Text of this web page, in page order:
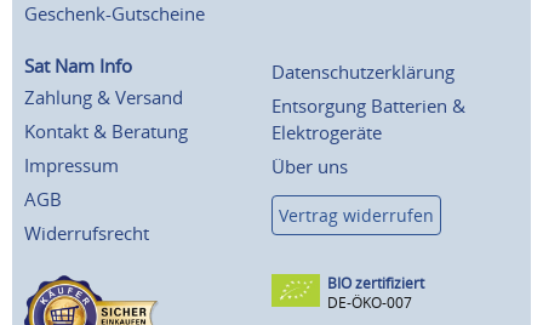
Geschenk-Gutscheine
Sat Nam Info
Zahlung & Versand
Kontakt & Beratung
Impressum
AGB
Widerrufsrecht
Datenschutzerklärung
Entsorgung Batterien &
Elektrogeräte
Über uns
Vertrag widerrufen
BIO zertifiziert
DE-ÖKO-007